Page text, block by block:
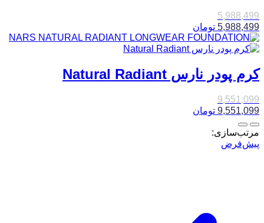
5,988,499
5,988,499 تومان
کرم پودر نارس Natural Radiant
9,551,099
9,551,099 تومان
مرتب‌سازی:
پیش‌فرض